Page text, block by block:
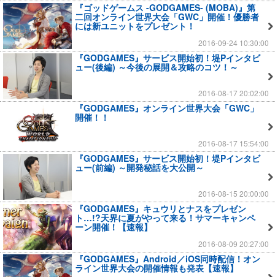
『ゴッドゲームス -GODGAMES- (MOBA)』第
二回オンライン世界大会「GWC」開催！優勝者
には新ユニットをプレゼント！
2016-09-24 10:30:00
『GODGAMES』サービス開始初！堤Pインタビ
ュー(後編) ～今後の展開＆攻略のコツ！～
2016-08-17 20:02:00
『GODGAMES』オンライン世界大会「GWC」
開催！！
2016-08-17 15:54:00
『GODGAMES』サービス開始初！堤Pインタビ
ュー(前編) ～開発秘話を大公開～
2016-08-15 20:00:00
『GODGAMES』キュウリとナスをプレゼン
ト…!?天界に夏がやって来る！サマーキャンペ
ーン開催！【速報】
2016-08-09 20:27:00
『GODGAMES』Android／iOS同時配信！オン
ライン世界大会の開催情報も発表【速報】